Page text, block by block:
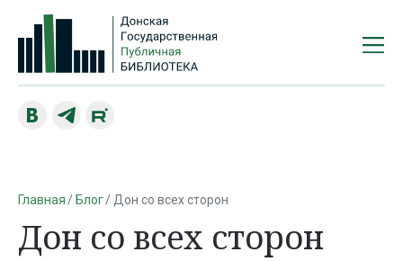
Главная Блог Дон со всех сторон
Дон со всех сторон